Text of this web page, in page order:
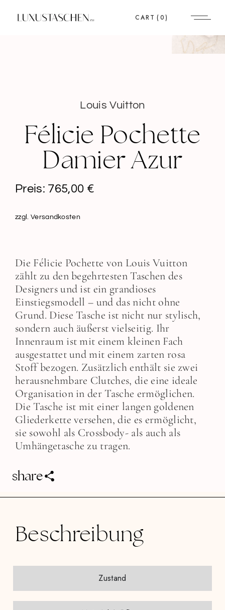
CART (0)
Louis Vuitton
Félicie Pochette
Damier Azur
Preis: 765,00 €
zzgl. Versandkosten
Die Félicie Pochette von Louis Vuitton
zählt zu den begehrtesten Taschen des
Designers und ist ein grandioses
Einstiegsmodell – und das nicht ohne
Grund. Diese Tasche ist nicht nur stylisch,
sondern auch äußerst vielseitig. Ihr
Innenraum ist mit einem kleinen Fach
ausgestattet und mit einem zarten rosa
Stoff bezogen. Zusätzlich enthält sie zwei
herausnehmbare Clutches, die eine ideale
Organisation in der Tasche ermöglichen.
Die Tasche ist mit einer langen goldenen
Gliederkette versehen, die es ermöglicht,
sie sowohl als Crossbody- als auch als
Umhängetasche zu tragen.
share
Beschreibung
Zustand